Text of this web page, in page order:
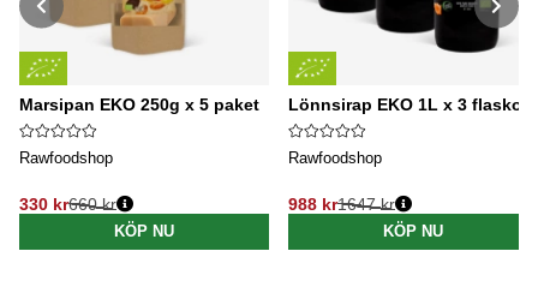
Marsipan EKO 250g x 5 paket
Rawfoodshop
330 kr
Ordinarie pris:
660 kr
KÖP NU
Lönnsirap EKO 1L x 3 flaskor
Rawfoodshop
988 kr
Ordinarie pris:
1647 kr
KÖP NU